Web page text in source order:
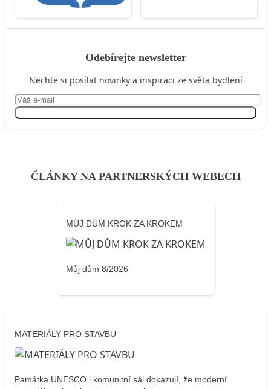
Odebírejte newsletter
Nechte si posílat novinky a inspiraci ze světa bydlení
ČLÁNKY NA PARTNERSKÝCH WEBECH
MŮJ DŮM KROK ZA KROKEM
Můj dům 8/2026
MATERIÁLY PRO STAVBU
Památka UNESCO i komunitní sál dokazují, že moderní